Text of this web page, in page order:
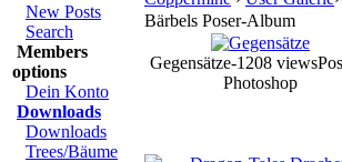
New Posts
Search
Members
options
Dein Konto
Downloads
Downloads
Trees/Bäume
Bärbels Poser-Album
Gegensätze-1208 views
Photoshop